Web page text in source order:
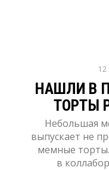
12
НАШЛИ В
ТОРТЫ
Небольшая
выпускает не
мемные
в